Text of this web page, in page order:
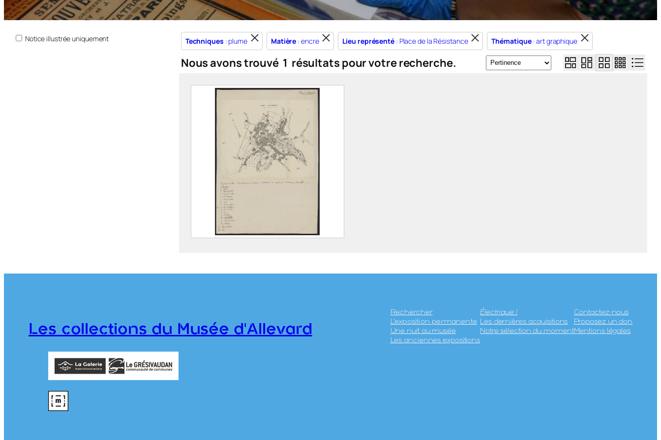
Notice illustrée uniquement Techniques : plume Matière : encre Lieu représenté: Place de la Résistance Thématique: art graphique
Nous avons trouvé 1 résultats pour votre recherche.
Plan d’Allevard
Les collections du Musée d'Allevard
Rechercher
L’exposition permanente
Une nuit au musée
Les anciennes expositions
Électrique !
Les dernières acquisitions
Notre sélection du moment
Contactez-nous
Proposez un don
Mentions légales